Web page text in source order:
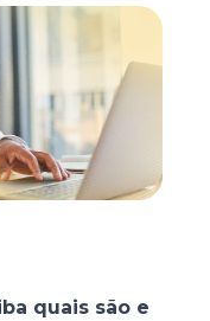
quais são e